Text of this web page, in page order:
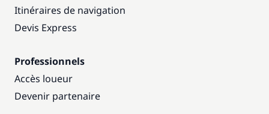
Itinéraires de navigation
Devis Express
Professionnels
Accès loueur
Devenir partenaire